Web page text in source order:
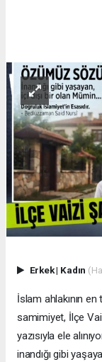
Erkek| Kadın
İslam ahlakının
samimiyet, İlçe
yazısıyla ele
inandığı gibi